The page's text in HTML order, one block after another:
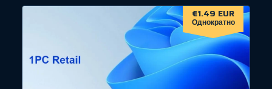
€1.49 EUR
Однократно